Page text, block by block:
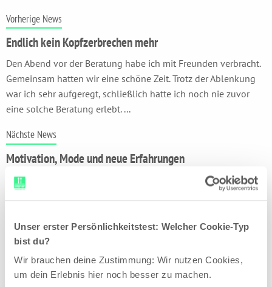
Unser erster Persönlichkeitstest: Welcher Cookie-Typ
bist du?
Wir brauchen deine Zustimmung: Wir nutzen Cookies,
um dein Erlebnis hier noch besser zu machen.
Vorherige News
Endlich kein Kopfzerbrechen mehr
Den Abend vor der Beratung habe ich mit Freunden verbracht.
Gemeinsam hatten wir eine schöne Zeit. Trotz der Ablenkung
war ich sehr aufgeregt, schließlich hatte ich noch nie zuvor
eine solche Beratung erlebt. ...
Nächste News
Motivation, Mode und neue Erfahrungen
Im September habe ich mein Studium begonnen und bin sehr
glücklich mit dieser Entscheidung. Die Inhalte interessieren
wirklich weiterentwickeln kann. ...